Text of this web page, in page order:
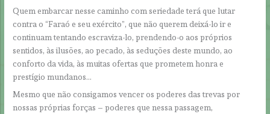
Quem embarcar nesse caminho com seriedade terá que lutar
contra o “Faraó e seu exército”, que não querem deixá-lo ir e
continuam tentando escraviza-lo, prendendo-o aos próprios
sentidos, às ilusões, ao pecado, às seduções deste mundo, ao
conforto da vida, às muitas ofertas que prometem honra e
prestígio mundanos…
Mesmo que não consigamos vencer os poderes das trevas por
nossas próprias forças – poderes que nessa passagem,